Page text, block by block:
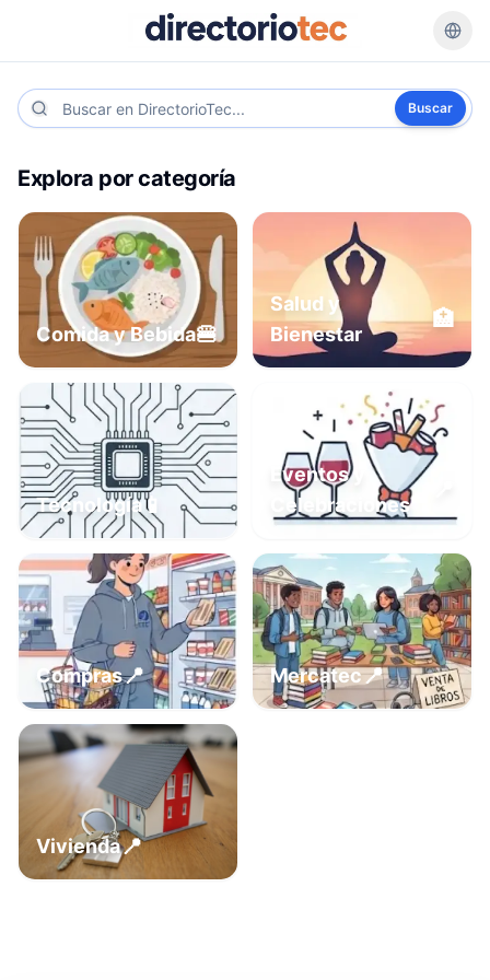
Buscar
Explora por categoría
Comida y Bebida🍔
Salud y
Bienestar
🏥
Tecnología📱
Eventos y
Celebraciones
Compras📍 Mercatec📍
Vivienda📍